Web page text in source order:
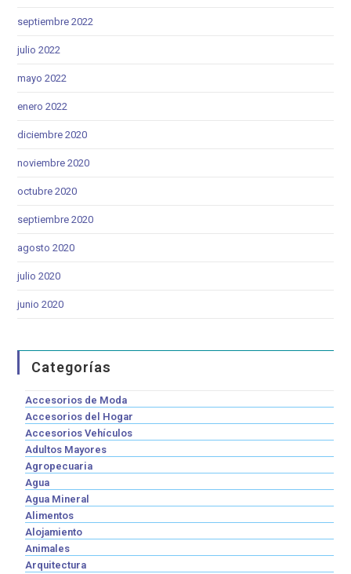
septiembre 2022
julio 2022
mayo 2022
enero 2022
diciembre 2020
noviembre 2020
octubre 2020
septiembre 2020
agosto 2020
julio 2020
junio 2020
Categorías
Accesorios de Moda
Accesorios del Hogar
Accesorios Vehículos
Adultos Mayores
Agropecuaria
Agua
Agua Mineral
Alimentos
Alojamiento
Animales
Arquitectura